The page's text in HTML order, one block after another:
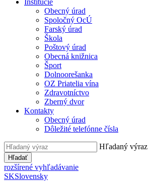
Inštitúcie
Obecný úrad
Spoločný OcÚ
Farský úrad
Škola
Poštový úrad
Obecná knižnica
Šport
Dolnoorešanka
OZ Priatelia vína
Zdravotníctvo
Zberný dvor
Kontakty
Obecný úrad
Dôležité telefónne čísla
Hľadaný výraz
Hľadať
rozšírené vyhľadávanie
SKSlovensky